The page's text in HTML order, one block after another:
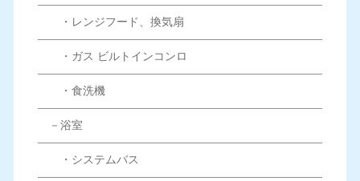
・レンジフード、換気扇
・ガス ビルトインコンロ
・食洗機
－浴室
・システムバス